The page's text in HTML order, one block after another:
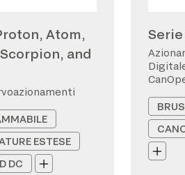
Atom,
and
ESTESE
DC
Serie